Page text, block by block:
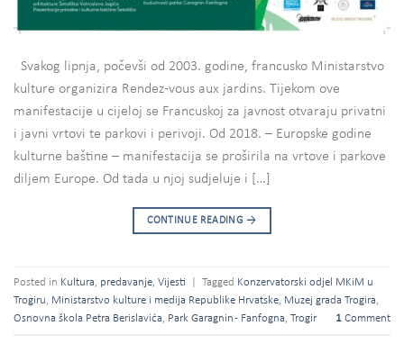
Svakog lipnja, počevši od 2003. godine, francusko Ministarstvo
kulture organizira Rendez-vous aux jardins. Tijekom ove
manifestacije u cijeloj se Francuskoj za javnost otvaraju privatni
i javni vrtovi te parkovi i perivoji. Od 2018. – Europske godine
kulturne baštine – manifestacija se proširila na vrtove i parkove
diljem Europe. Od tada u njoj sudjeluje i […]
CONTINUE READING →
Posted in Kultura, predavanje, Vijesti Tagged Konzervatorski odjel MKiM u
Trogiru, Ministarstvo kulture i medija Republike Hrvatske, Muzej grada Trogira,
Osnovna škola Petra Berislavića, Park Garagnin - Fanfogna, Trogir 1 Comment